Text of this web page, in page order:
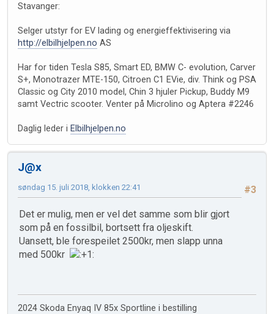
Stavanger:
Selger utstyr for EV lading og energieffektivisering via
http://elbilhjelpen.no AS
Har for tiden Tesla S85, Smart ED, BMW C- evolution, Carver
S+, Monotrazer MTE-150, Citroen C1 EVie, div. Think og PSA
Classic og City 2010 model, Chin 3 hjuler Pickup, Buddy M9
samt Vectric scooter. Venter på Microlino og Aptera #2246
Daglig leder i Elbilhjelpen.no
J@x
#3
søndag 15. juli 2018, klokken 22:41
Det er mulig, men er vel det samme som blir gjort
som på en fossilbil, bortsett fra oljeskift.
Uansett, ble forespeilet 2500kr, men slapp unna
med 500kr
2024 Skoda Enyaq IV 85x Sportline i bestilling